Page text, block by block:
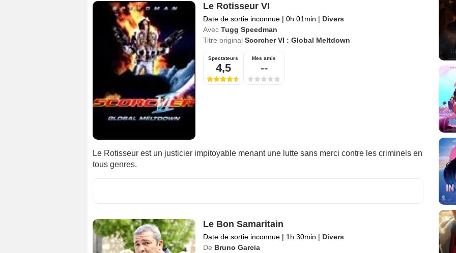
Le Rotisseur VI
Date de sortie inconnue | 0h 01min | Divers
Avec Tugg Speedman
Titre original Scorcher VI : Global Meltdown
Spectateurs
4,5
Mes amis
--
Le Rotisseur est un justicier impitoyable menant une lutte sans merci contre les criminels en
tous genres.
Le Bon Samaritain
Date de sortie inconnue | 1h 30min | Divers
De Bruno Garcia